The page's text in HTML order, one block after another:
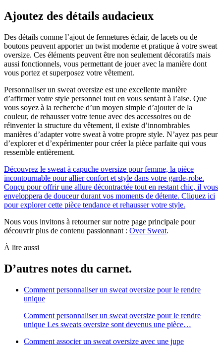
Ajoutez des détails audacieux
Des détails comme l’ajout de fermetures éclair, de lacets ou de
boutons peuvent apporter un twist moderne et pratique à votre sweat
oversize. Ces éléments peuvent être non seulement décoratifs mais
aussi fonctionnels, vous permettant de jouer avec la manière dont
vous portez et superposez votre vêtement.
Personnaliser un sweat oversize est une excellente manière
d’affirmer votre style personnel tout en vous sentant à l’aise. Que
vous soyez à la recherche d’un moyen simple d’ajouter de la
couleur, de rehausser votre tenue avec des accessoires ou de
réinventer la structure du vêtement, il existe d’innombrables
manières d’adapter votre sweat à votre propre style. N’ayez pas peur
d’explorer et d’expérimenter pour créer la pièce parfaite qui vous
ressemble entièrement.
Découvrez le sweat à capuche oversize pour femme, la pièce
incontournable pour allier confort et style dans votre garde-robe.
Conçu pour offrir une allure décontractée tout en restant chic, il vous
enveloppera de douceur durant vos moments de détente. Cliquez ici
pour explorer cette pièce tendance et rehausser votre style.
Nous vous invitons à retourner sur notre page principale pour
découvrir plus de contenu passionnant : Over Sweat.
À lire aussi
D’autres notes du carnet.
Comment personnaliser un sweat oversize pour le rendre
unique
Comment personnaliser un sweat oversize pour le rendre
unique Les sweats oversize sont devenus une pièce…
Comment associer un sweat oversize avec une jupe